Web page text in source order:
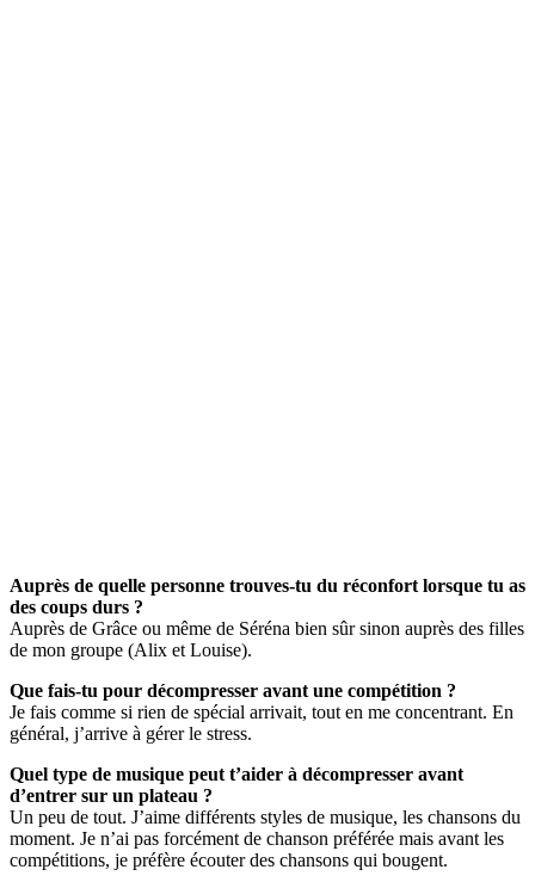
Auprès de quelle personne trouves-tu du réconfort lorsque tu as
des coups durs ?
Auprès de Grâce ou même de Séréna bien sûr sinon auprès des filles
de mon groupe (Alix et Louise).
Que fais-tu pour décompresser avant une compétition ?
Je fais comme si rien de spécial arrivait, tout en me concentrant. En
général, j’arrive à gérer le stress.
Quel type de musique peut t’aider à décompresser avant
d’entrer sur un plateau ?
Un peu de tout. J’aime différents styles de musique, les chansons du
moment. Je n’ai pas forcément de chanson préférée mais avant les
compétitions, je préfère écouter des chansons qui bougent.